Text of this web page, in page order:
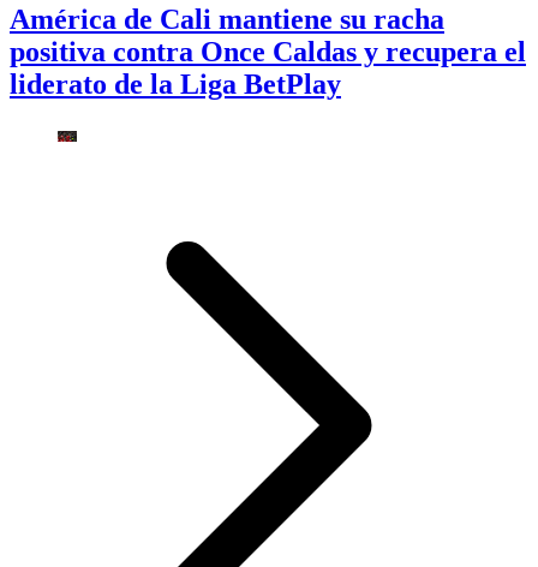
América de Cali mantiene su racha
positiva contra Once Caldas y recupera el
liderato de la Liga BetPlay